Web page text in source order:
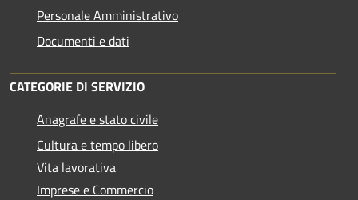
Personale Amministrativo
Documenti e dati
CATEGORIE DI SERVIZIO
Anagrafe e stato civile
Cultura e tempo libero
Vita lavorativa
Imprese e Commercio